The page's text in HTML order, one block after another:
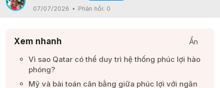
07/07/2026
Phản hồi: 0
Xem nhanh
Ẩn
Vì sao Qatar có thể duy trì hệ thống phúc lợi hào
phóng?​
Mỹ và bài toán cân bằng giữa phúc lợi với ngăn